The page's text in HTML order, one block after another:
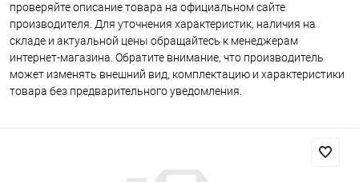
проверяйте описание товара на официальном сайте
производителя. Для уточнения характеристик, наличия на
складе и актуальной цены обращайтесь к менеджерам
интернет-магазина. Обратите внимание, что производитель
может изменять внешний вид, комплектацию и характеристики
товара без предварительного уведомления.